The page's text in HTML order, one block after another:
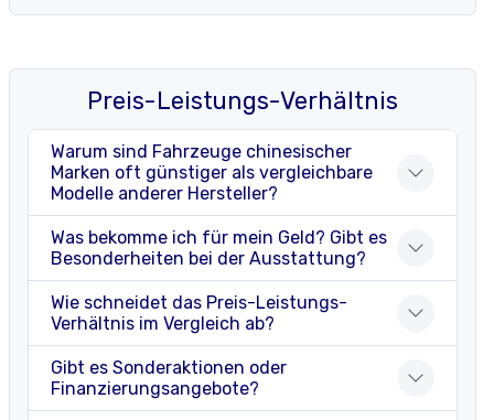
Preis-Leistungs-Verhältnis
Warum sind Fahrzeuge chinesischer
Marken oft günstiger als vergleichbare
Modelle anderer Hersteller?
Was bekomme ich für mein Geld? Gibt es
Besonderheiten bei der Ausstattung?
Wie schneidet das Preis-Leistungs-
Verhältnis im Vergleich ab?
Gibt es Sonderaktionen oder
Finanzierungsangebote?